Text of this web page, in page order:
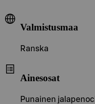
Valmistusmaa
Ranska
Ainesosat
Punainen